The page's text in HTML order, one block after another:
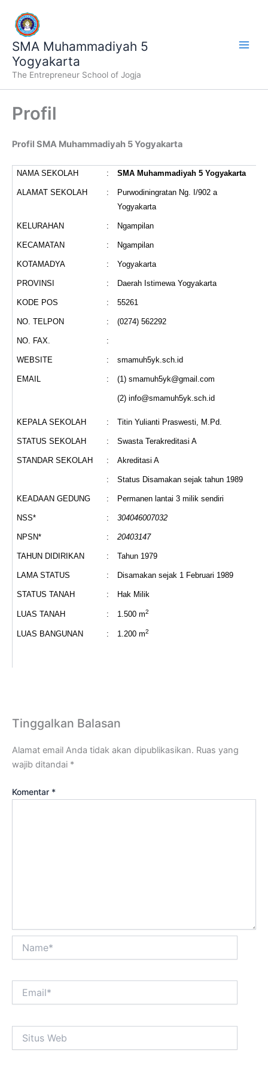
konten
SMA Muhammadiyah 5
Yogyakarta
The Entrepreneur School of Jogja
Profil
Profil SMA Muhammadiyah 5 Yogyakarta
NAMA SEKOLAH : SMA Muhammadiyah 5 Yogyakarta
ALAMAT SEKOLAH :
Purwodiningratan Ng. I/902 a
Yogyakarta
KELURAHAN : Ngampilan
KECAMATAN : Ngampilan
KOTAMADYA : Yogyakarta
PROVINSI : Daerah Istimewa Yogyakarta
KODE POS : 55261
NO. TELPON : (0274) 562292
NO. FAX. :
WEBSITE : smamuh5yk.sch.id
EMAIL : (1) smamuh5yk@gmail.com
(2) info@smamuh5yk.sch.id
KEPALA SEKOLAH : Titin Yulianti Praswesti, M.Pd.
STATUS SEKOLAH : Swasta Terakreditasi A
STANDAR SEKOLAH : Akreditasi A
: Status Disamakan sejak tahun 1989
KEADAAN GEDUNG : Permanen lantai 3 milik sendiri
NSS* : 304046007032
NPSN* : 20403147
TAHUN DIDIRIKAN : Tahun 1979
LAMA STATUS : Disamakan sejak 1 Februari 1989
STATUS TANAH : Hak Milik
LUAS TANAH : 1.500 m2
LUAS BANGUNAN : 1.200 m2
4
0
4
0
7
Tinggalkan Balasan
Alamat email Anda tidak akan dipublikasikan. Ruas yang
wajib ditandai *
Komentar *
Web